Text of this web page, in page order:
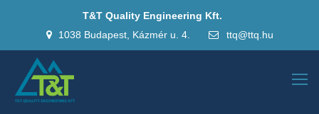
T&T Quality Engineering Kft.
1038 Budapest, Kázmér u. 4.
ttq@ttq.hu